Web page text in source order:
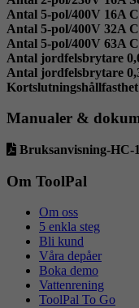
Antal 5-pol/400V 16A
Antal 5-pol/400V 32A
Antal 5-pol/400V 63A
Antal jordfelsbrytare
Antal jordfelsbrytare
Manualer &
Bruksanvisning-
Om ToolPal
Om oss
5 enkla steg
Bli kund
Våra depåer
Boka demo
Vattenrening
ToolPal To Go